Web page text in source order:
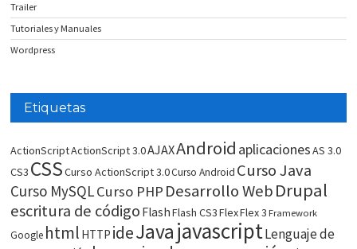
Trailer
Tutoriales y Manuales
Wordpress
Etiquetas
ActionScriptActionScript 3.0AJAXAndroid aplicacionesAS 3.0
CS3 CSSCurso ActionScript 3.0Curso Android Curso Java
Curso MySQLCurso PHP Desarrollo WebDrupal
escritura de código FlashFlash CS3FlexFlex 3 Framework
Google html HTTP ideJavajavascriptLenguaje de